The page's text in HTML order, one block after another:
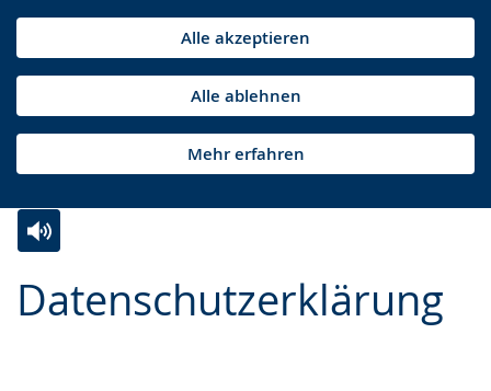
Alle akzeptieren
Alle ablehnen
Mehr erfahren
Datenschutzerklärung
Leichten
Audio-
Video